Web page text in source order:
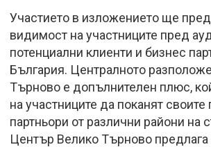
Участието в изложението ще
видимост на участниците пред
потенциални клиенти и бизнес
България. Централното
Търново е допълнителен плюс,
на участниците да поканят своите
партньори от различни райони на
Център Велико Търново предлага